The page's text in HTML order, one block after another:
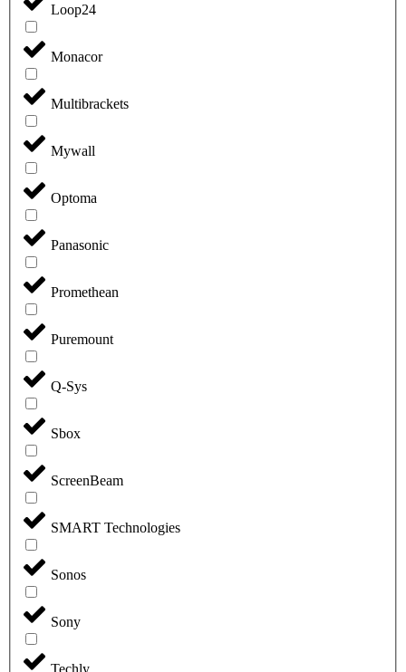
Loop24
Monacor
Multibrackets
Mywall
Optoma
Panasonic
Promethean
Puremount
Q-Sys
Sbox
ScreenBeam
SMART Technologies
Sonos
Sony
Techly